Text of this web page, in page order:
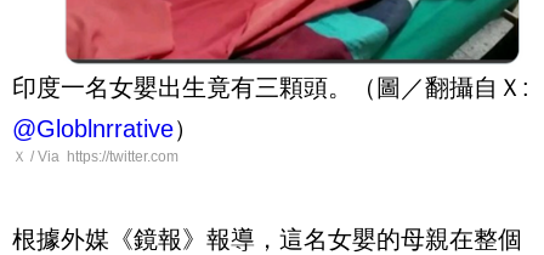
印度一名女嬰出生竟有三顆頭。（圖／翻攝自Ｘ:
@Globlnrrative）
Ｘ / Via https://twitter.com
根據外媒《鏡報》報導，這名女嬰的母親在整個